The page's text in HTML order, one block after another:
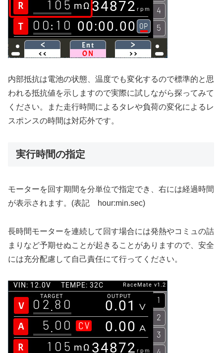
内部抵抗は電池の状態、温度でも変化するので標準的と思
われる抵抗値を示しますので実際に試しながら探ってみて
ください。また走行時間によるタレや負荷の変化によるレ
スポンスの時間は対応外です。
実行時間の指定
モーターを回す期間を分単位で指定でき、右には経過時間
が表示されます。(表記 hour:min.sec)
長時間モーターを連続して回す場合には発熱やコミュの詰
まりなど予期せぬことが起きることがありますので、安全
には充分配慮して自己責任にて行ってください。